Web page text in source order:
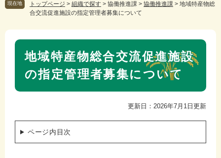
現在地 トップページ > 組織で探す > 協働推進課 > 協働推進課 > 地域特産物総
合交流促進施設の指定管理者募集について
本
地域特産物総合交流促進施設
の指定管理者募集について
更新日：2026年7月1日更新
ページ内目次